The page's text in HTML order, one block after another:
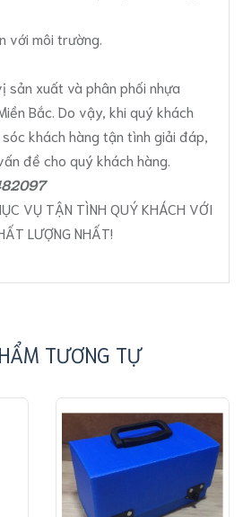
với môi trường.
sản xuất và phân phối nhựa
Bắc. Do vậy, khi quý khách
khách hàng tận tình giải đáp,
đề cho quý khách hàng.
VỤ TẬN TÌNH QUÝ KHÁCH VỚI
LƯỢNG NHẤT!
TƯƠNG TỰ